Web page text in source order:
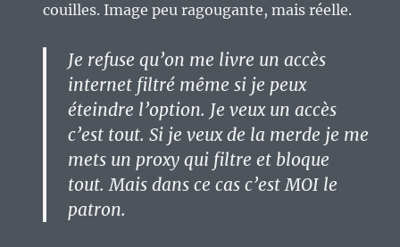
couilles. Image peu ragougante, mais réelle.
Je refuse qu’on me livre un accès
internet filtré même si je peux
éteindre l’option. Je veux un accès
c’est tout. Si je veux de la merde je me
mets un proxy qui filtre et bloque
tout. Mais dans ce cas c’est MOI le
patron.